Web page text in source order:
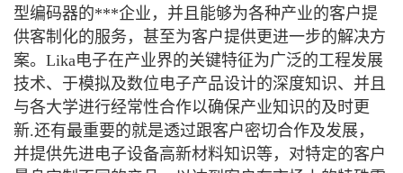
型编码器的***企业，并且能够为各种产业的客户提
供客制化的服务，甚至为客户提供更进一步的解决方
案。Lika电子在产业界的关键特征为广泛的工程发展
技术、于模拟及数位电子产品设计的深度知识、并且
与各大学进行经常性合作以确保产业知识的及时更
新.还有最重要的就是透过跟客户密切合作及发展，
并提供先进电子设备高新材料知识等，对特定的客户